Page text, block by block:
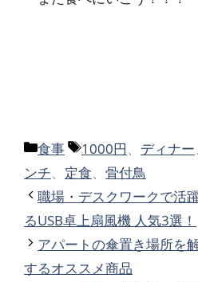
カ
テ
ゴ
リ
ー
食事
タ
グ
1000円、 ディナー
ンチ、 定食、 骨付鳥
職場・デスクワークで活
るUSB卓上扇風機 人気3選！
アパートの傘置き場所を
するオススメ商品